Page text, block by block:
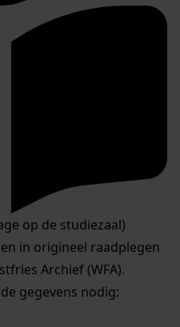
op de studiezaal)
in origineel raadplegen
Archief (WFA).
gegevens nodig: